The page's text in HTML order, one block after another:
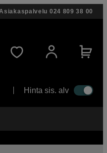
024 809 38 00
Hinta sis. alv